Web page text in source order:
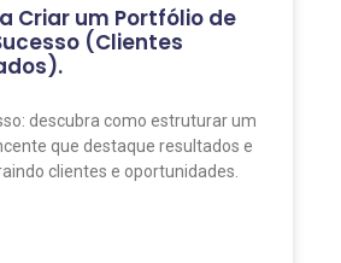
Criar um Portfólio de
(Clientes
descubra como estruturar um
que destaque resultados e
clientes e oportunidades.